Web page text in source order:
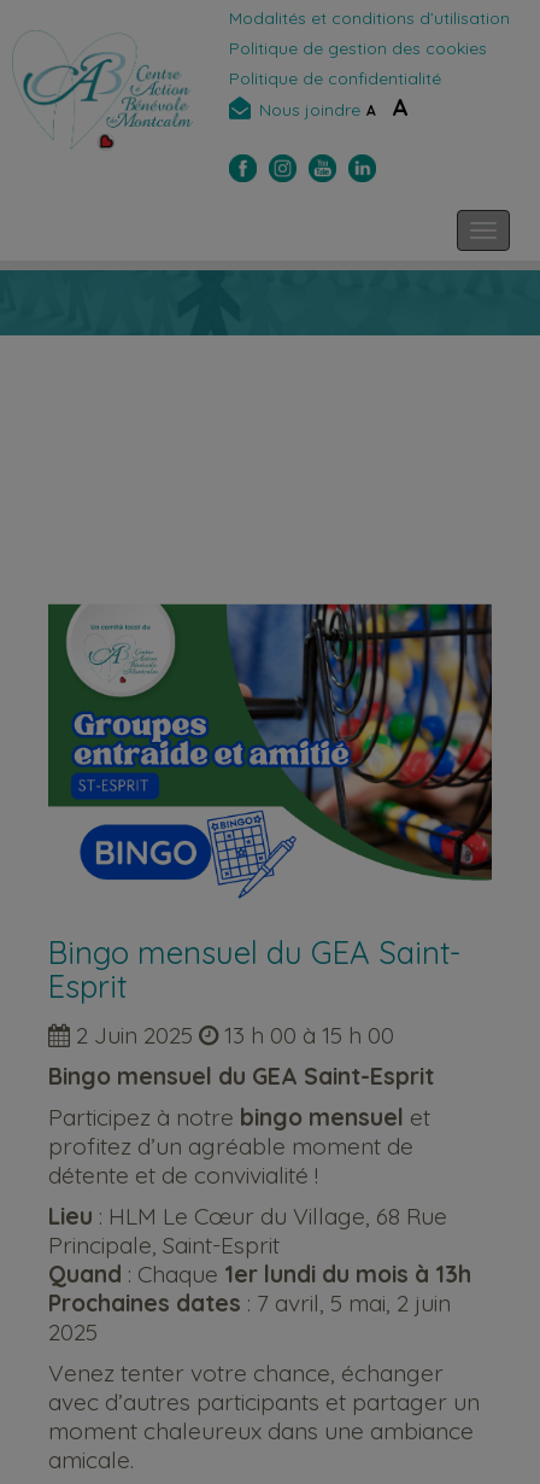
Modalités et conditions d’utilisation
Politique de gestion des cookies
Politique de confidentialité
Nous joindre A A
Bingo mensuel du GEA Saint-
Esprit
2 Juin 2025
13 h 00 à 15 h 00
Bingo mensuel du GEA Saint-Esprit
Participez à notre bingo mensuel et
profitez d’un agréable moment de
détente et de convivialité !
Lieu : HLM Le Cœur du Village, 68 Rue
Principale, Saint-Esprit
Quand : Chaque 1er lundi du mois à 13h
Prochaines dates : 7 avril, 5 mai, 2 juin
2025
Venez tenter votre chance, échanger
avec d’autres participants et partager un
moment chaleureux dans une ambiance
amicale.